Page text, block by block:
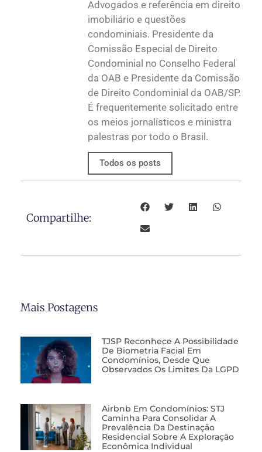
Advogados e referência em direito
imobiliário e questões
condominiais. Presidente da
Comissão Especial de Direito
Condominial no Conselho Federal
da OAB e Presidente da Comissão
de Direito Condominial da OAB/SP.
É frequentemente solicitado entre
os meios jornalísticos e ministra
palestras por todo o Brasil.
Todos os posts
Compartilhe:
Mais Postagens
TJSP Reconhece A Possibilidade
De Biometria Facial Em
Condomínios, Desde Que
Observados Os Limites Da LGPD
Airbnb Em Condomínios: STJ
Caminha Para Consolidar A
Prevalência Da Destinação
Residencial Sobre A Exploração
Econômica Individual